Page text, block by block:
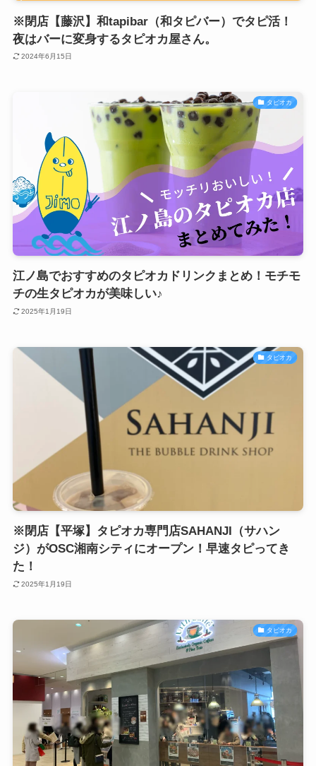
※閉店【藤沢】和tapibar（和タピバー）でタピ活！
夜はバーに変身するタピオカ屋さん。
2024年6月15日
タピオカ
江ノ島でおすすめのタピオカドリンクまとめ！モチモ
チの生タピオカが美味しい♪
2025年1月19日
タピオカ
※閉店【平塚】タピオカ専門店SAHANJI（サハン
ジ）がOSC湘南シティにオープン！早速タピってき
た！
2025年1月19日
タピオカ